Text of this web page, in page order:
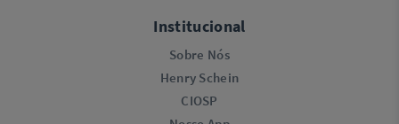
Institucional
Sobre Nós
Henry Schein
CIOSP